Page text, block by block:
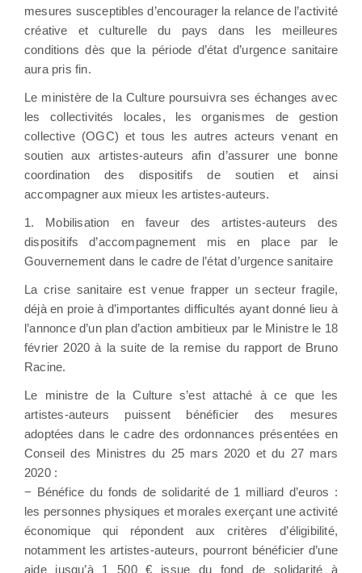
mesures susceptibles d’encourager la relance de l’activité
créative et culturelle du pays dans les meilleures
conditions dès que la période d’état d’urgence sanitaire
aura pris fin.
Le ministère de la Culture poursuivra ses échanges avec
les collectivités locales, les organismes de gestion
collective (OGC) et tous les autres acteurs venant en
soutien aux artistes-auteurs afin d’assurer une bonne
coordination des dispositifs de soutien et ainsi
accompagner aux mieux les artistes-auteurs.
1. Mobilisation en faveur des artistes-auteurs des
dispositifs d’accompagnement mis en place par le
Gouvernement dans le cadre de l’état d’urgence sanitaire
La crise sanitaire est venue frapper un secteur fragile,
déjà en proie à d’importantes difficultés ayant donné lieu à
l’annonce d’un plan d’action ambitieux par le Ministre le 18
février 2020 à la suite de la remise du rapport de Bruno
Racine.
Le ministre de la Culture s’est attaché à ce que les
artistes-auteurs puissent bénéficier des mesures
adoptées dans le cadre des ordonnances présentées en
Conseil des Ministres du 25 mars 2020 et du 27 mars
2020 :
− Bénéfice du fonds de solidarité de 1 milliard d’euros :
les personnes physiques et morales exerçant une activité
économique qui répondent aux critères d’éligibilité,
notamment les artistes-auteurs, pourront bénéficier d’une
aide jusqu’à 1 500 € issue du fond de solidarité à